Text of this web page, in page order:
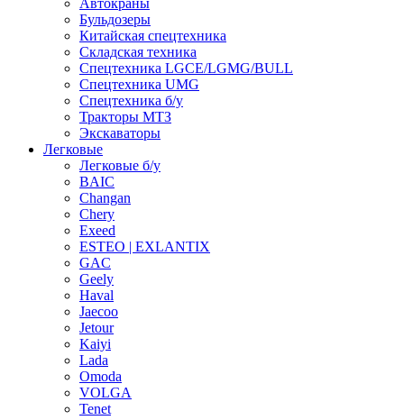
Автокраны
Бульдозеры
Китайская спецтехника
Складская техника
Спецтехника LGCE/LGMG/BULL
Спецтехника UMG
Спецтехника б/у
Тракторы МТЗ
Экскаваторы
Легковые
Легковые б/у
BAIC
Changan
Chery
Exeed
ESTEO | EXLANTIX
GAC
Geely
Haval
Jaecoo
Jetour
Kaiyi
Lada
Omoda
VOLGA
Tenet